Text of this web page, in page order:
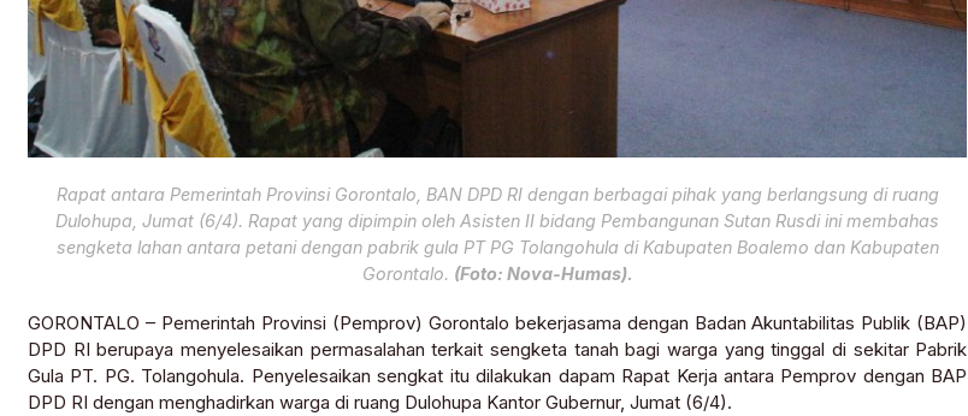
Rapat antara Pemerintah Provinsi Gorontalo, BAN DPD RI dengan berbagai pihak yang berlangsung di ruang
Dulohupa, Jumat (6/4). Rapat yang dipimpin oleh Asisten II bidang Pembangunan Sutan Rusdi ini membahas
sengketa lahan antara petani dengan pabrik gula PT PG Tolangohula di Kabupaten Boalemo dan Kabupaten
Gorontalo. (Foto: Nova-Humas).
GORONTALO – Pemerintah Provinsi (Pemprov) Gorontalo bekerjasama dengan Badan Akuntabilitas Publik (BAP)
DPD RI berupaya menyelesaikan permasalahan terkait sengketa tanah bagi warga yang tinggal di sekitar Pabrik
Gula PT. PG. Tolangohula. Penyelesaikan sengkat itu dilakukan dapam Rapat Kerja antara Pemprov dengan BAP
DPD RI dengan menghadirkan warga di ruang Dulohupa Kantor Gubernur, Jumat (6/4).